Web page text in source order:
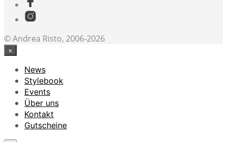
© Andrea Risto, 2006-2026
×
News
Stylebook
Events
Über uns
Kontakt
Gutscheine